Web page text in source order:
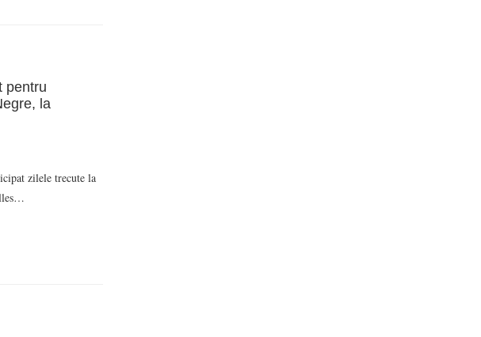
pentru
la
zilele trecute la